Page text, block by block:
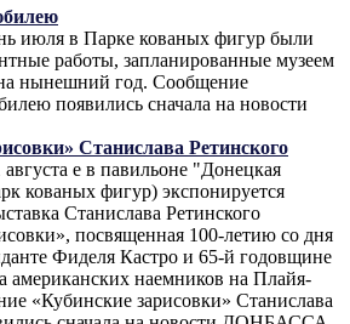
июля в Парке кованых фигур были
работы, запланированные музеем
нынешний год. Сообщение
появились сначала на новости
Станислава Ретинского
е в павильоне "Донецкая
кованых фигур) экспонируется
Станислава Ретинского
посвященная 100-летию со дня
Фиделя Кастро и 65-й годовщине
американских наемников на Плайя-
«Кубинские зарисовки» Станислава